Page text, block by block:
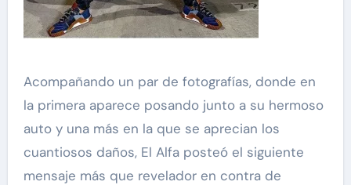
Acompañando un par de fotografías, donde en
la primera aparece posando junto a su hermoso
auto y una más en la que se aprecian los
cuantiosos daños, El Alfa posteó el siguiente
mensaje más que revelador en contra de